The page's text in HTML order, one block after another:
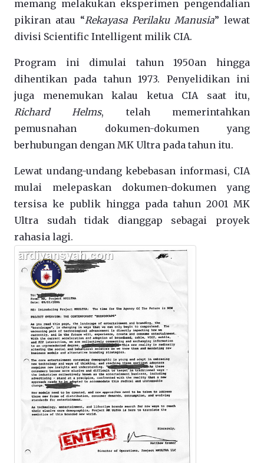
memang melakukan eksperimen pengendalian
pikiran atau “Rekayasa Perilaku Manusia” lewat
divisi Scientific Intelligent milik CIA.
Program ini dimulai tahun 1950an hingga
dihentikan pada tahun 1973. Penyelidikan ini
juga menemukan kalau ketua CIA saat itu,
Richard Helms, telah memerintahkan
pemusnahan dokumen-dokumen yang
berhubungan dengan MK Ultra pada tahun itu.
Lewat undang-undang kebebasan informasi, CIA
mulai melepaskan dokumen-dokumen yang
tersisa ke publik hingga pada tahun 2001 MK
Ultra sudah tidak dianggap sebagai proyek
rahasia lagi.